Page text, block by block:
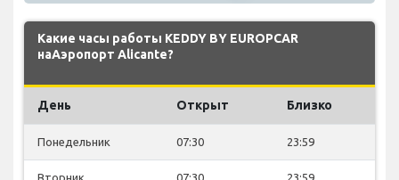
Какие часы работы KEDDY BY EUROPCAR
наАэропорт Alicante?
День Открыт Близко
Понедельник 07:30 23:59
Вторник 07:30 23:59